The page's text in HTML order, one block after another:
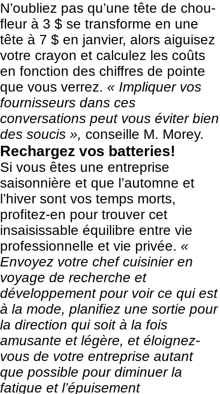
N’oubliez pas qu’une tête de chou-
fleur à 3 $ se transforme en une
tête à 7 $ en janvier, alors aiguisez
votre crayon et calculez les coûts
en fonction des chiffres de pointe
que vous verrez. « Impliquer vos
fournisseurs dans ces
conversations peut vous éviter bien
des soucis », conseille M. Morey.
Rechargez vos batteries!
Si vous êtes une entreprise
saisonnière et que l’automne et
l’hiver sont vos temps morts,
profitez-en pour trouver cet
insaisissable équilibre entre vie
professionnelle et vie privée. «
Envoyez votre chef cuisinier en
voyage de recherche et
développement pour voir ce qui est
à la mode, planifiez une sortie pour
la direction qui soit à la fois
amusante et légère, et éloignez-
vous de votre entreprise autant
que possible pour diminuer la
fatigue et l’épuisement